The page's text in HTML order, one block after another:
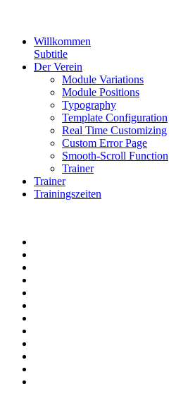
Willkommen
Subtitle
Der Verein
Module Variations
Module Positions
Typography
Template Configuration
Real Time Customizing
Custom Error Page
Smooth-Scroll Function
Trainer
Trainer
Trainingszeiten